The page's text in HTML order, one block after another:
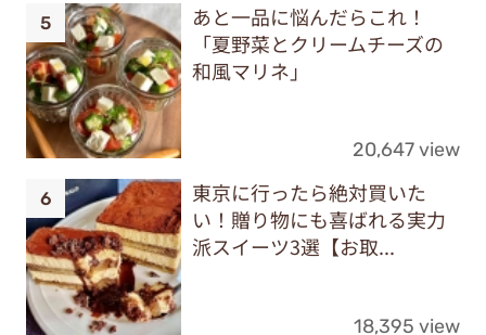
あと一品に悩んだらこれ！
「夏野菜とクリームチーズの
和風マリネ」
20,647 view
東京に行ったら絶対買いた
い！贈り物にも喜ばれる実力
派スイーツ3選【お取...
18,395 view